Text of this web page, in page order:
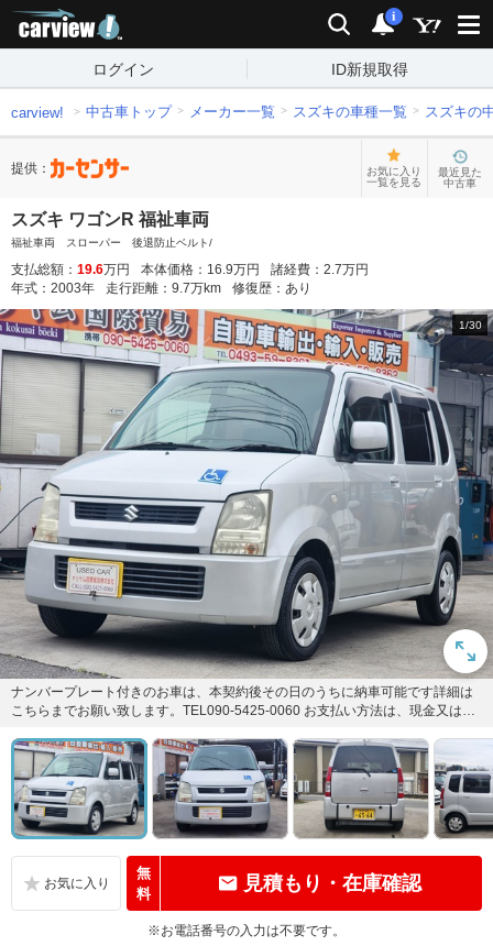
検索 通知
i
ログイン ID新規取得
carview! 中古車トップ メーカー一覧 スズキの車種一覧 スズキの
提供：
お気に入り
一覧を見る
最近見た
中古車
スズキ ワゴンR 福祉車両
福祉車両 スローパー 後退防止ベルト/
支払総額： 19.6万円 本体価格： 16.9万円 諸経費： 2.7万円
年式： 2003年 走行距離： 9.7万km 修復歴： あり
1/30
ナンバープレート付きのお車は、本契約後その日のうちに納車可能です詳細は
こちらまでお願い致します。TEL090-5425-0060 お支払い方法は、現金又は、
無
料
見積もり・在庫確認
※お電話番号の入力は不要です。